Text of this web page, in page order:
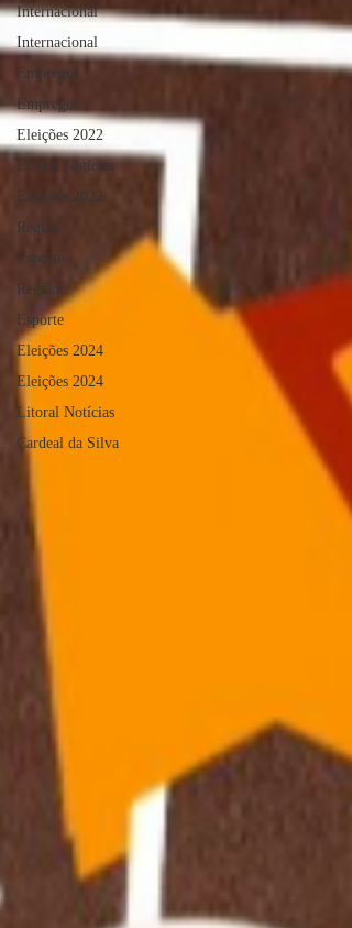
Internacional
Internacional
Empregos
Empregos
Eleições 2022
Litoral Notícias
Eleições 2022
Região
Esporte
Região
Esporte
Eleições 2024
Eleições 2024
Litoral Notícias
Cardeal da Silva